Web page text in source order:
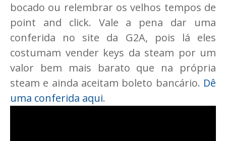
bocado ou relembrar os velhos tempos de
point and click. Vale a pena dar uma
conferida no site da G2A, pois lá eles
costumam vender keys da steam por um
valor bem mais barato que na própria
steam e ainda aceitam boleto bancário. Dê
uma conferida aqui.